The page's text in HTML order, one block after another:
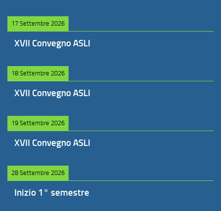
17 Settembre 2026
XVII Convegno ASLI
18 Settembre 2026
XVII Convegno ASLI
19 Settembre 2026
XVII Convegno ASLI
28 Settembre 2026
Inizio 1° semestre